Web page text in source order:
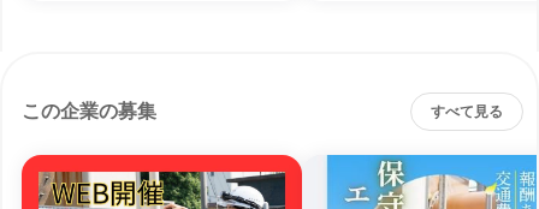
この企業の募集 すべて見る